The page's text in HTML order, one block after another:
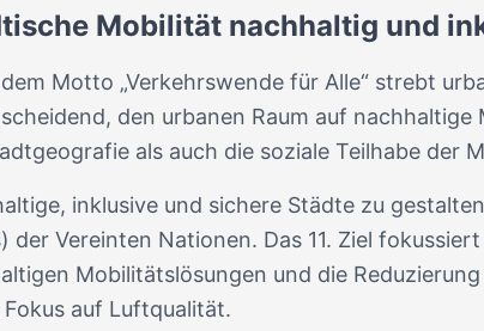
Mobilität nachhaltig und
Motto „Verkehrswende für Alle“ strebt
den urbanen Raum auf
als auch die soziale Teilhabe der
inklusive und sichere Städte zu
der Vereinten Nationen. Das 11. Ziel
Mobilitätslösungen und die
Fokus auf Luftqualität.